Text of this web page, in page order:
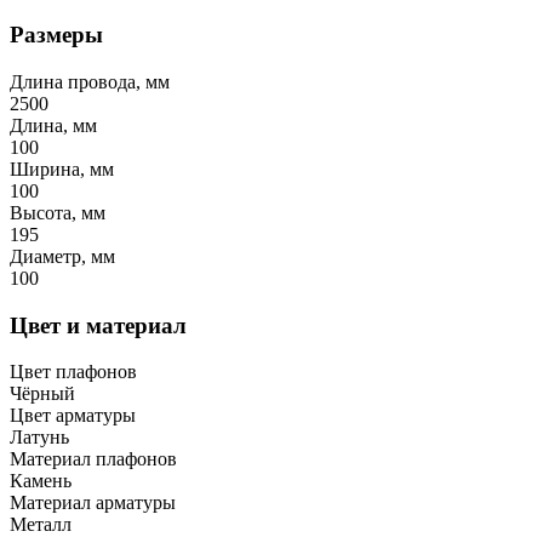
Размеры
Длина провода, мм
2500
Длина, мм
100
Ширина, мм
100
Высота, мм
195
Диаметр, мм
100
Цвет и материал
Цвет плафонов
Чёрный
Цвет арматуры
Латунь
Материал плафонов
Камень
Материал арматуры
Металл